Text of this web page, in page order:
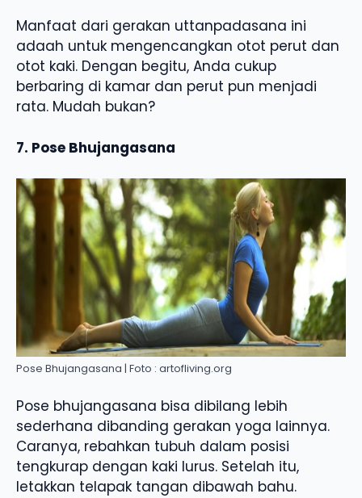
Manfaat dari gerakan uttanpadasana ini
adaah untuk mengencangkan otot perut dan
otot kaki. Dengan begitu, Anda cukup
berbaring di kamar dan perut pun menjadi
rata. Mudah bukan?
7. Pose Bhujangasana
Pose Bhujangasana | Foto : artofliving.org
Pose bhujangasana bisa dibilang lebih
sederhana dibanding gerakan yoga lainnya.
Caranya, rebahkan tubuh dalam posisi
tengkurap dengan kaki lurus. Setelah itu,
letakkan telapak tangan dibawah bahu.